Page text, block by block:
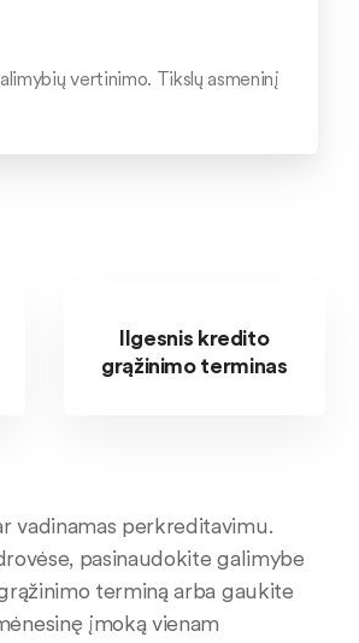
vertinimo. Tikslų asmeninį
Ilgesnis kredito
grąžinimo terminas
vadinamas perkreditavimu.
pasinaudokite galimybe
terminą arba gaukite
įmoką vienam